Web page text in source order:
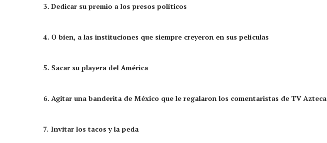
3. Dedicar su premio a los presos políticos
4. O bien, a las instituciones que siempre creyeron en sus películas
5. Sacar su playera del América
6. Agitar una banderita de México que le regalaron los comentaristas de TV Azteca
7. Invitar los tacos y la peda